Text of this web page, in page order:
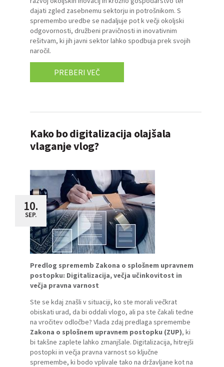
dajati zgled zasebnemu sektorju in potrošnikom. S
spremembo uredbe se nadaljuje pot k večji okoljski
odgovornosti, družbeni pravičnosti in inovativnim
rešitvam, ki jih javni sektor lahko spodbuja prek svojih
naročil.
PREBERI VEČ
Kako bo digitalizacija olajšala
vlaganje vlog?
10.
SEP.
Predlog sprememb Zakona o splošnem upravnem
postopku: Digitalizacija, večja učinkovitost in
večja pravna varnost
Ste se kdaj znašli v situaciji, ko ste morali večkrat
obiskati urad, da bi oddali vlogo, ali pa ste čakali tedne
na vročitev odločbe? Vlada zdaj predlaga spremembe
Zakona o splošnem upravnem postopku (ZUP), ki
bi takšne zaplete lahko zmanjšale. Digitalizacija, hitrejši
postopki in večja pravna varnost so ključne
spremembe, ki bodo vplivale tako na državljane kot na